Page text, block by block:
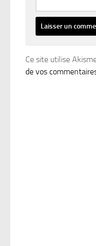
Ce site utilise
de vos